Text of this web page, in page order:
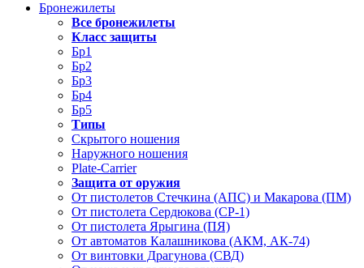
Бронежилеты
Все бронежилеты
Класс защиты
Бр1
Бр2
Бр3
Бр4
Бр5
Типы
Скрытого ношения
Наружного ношения
Plate-Carrier
Защита от оружия
От пистолетов Стечкина (АПС) и Макарова (ПМ)
От пистолета Сердюкова (СР-1)
От пистолета Ярыгина (ПЯ)
От автоматов Калашникова (АКМ, АК-74)
От винтовки Драгунова (СВД)